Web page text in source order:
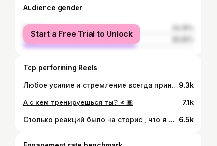
Audience gender
female
male
Start a Free Trial to Unlock
Top performing Reels
Любое усилие и стремление всегда принесёт результат 🤍9.3k
А с кем тренируешься ты? 🫵🏾 7.1k
Столько реакций было на сторис , что я поняла - многие забыли как я выгляжу в юбке 😁🤪 Это нужно срочно исправлять 😎, и начинать выгуливать наряды особенно платья , которые с времен покупки так ни разу и не надела . Срочно исправляю 😁 6.5k